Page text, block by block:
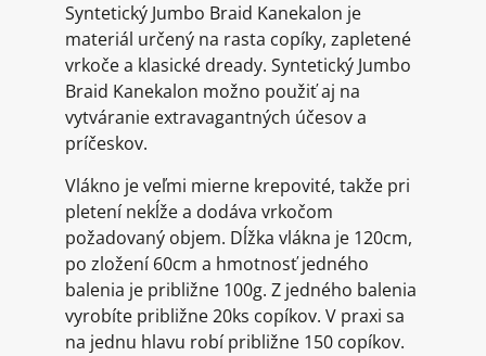
Syntetický Jumbo Braid Kanekalon je
materiál určený na rasta copíky, zapletené
vrkoče a klasické dready. Syntetický Jumbo
Braid Kanekalon možno použiť aj na
vytváranie extravagantných účesov a
príčeskov.
Vlákno je veľmi mierne krepovité, takže pri
pletení nekĺže a dodáva vrkočom
požadovaný objem. Dĺžka vlákna je 120cm,
po zložení 60cm a hmotnosť jedného
balenia je približne 100g. Z jedného balenia
vyrobíte približne 20ks copíkov. V praxi sa
na jednu hlavu robí približne 150 copíkov.